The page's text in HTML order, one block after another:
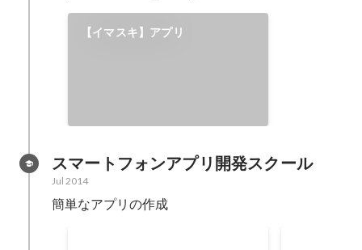
【イマスキ】アプリ
スマートフォンアプリ開発スクール
Jul 2014
簡単なアプリの作成